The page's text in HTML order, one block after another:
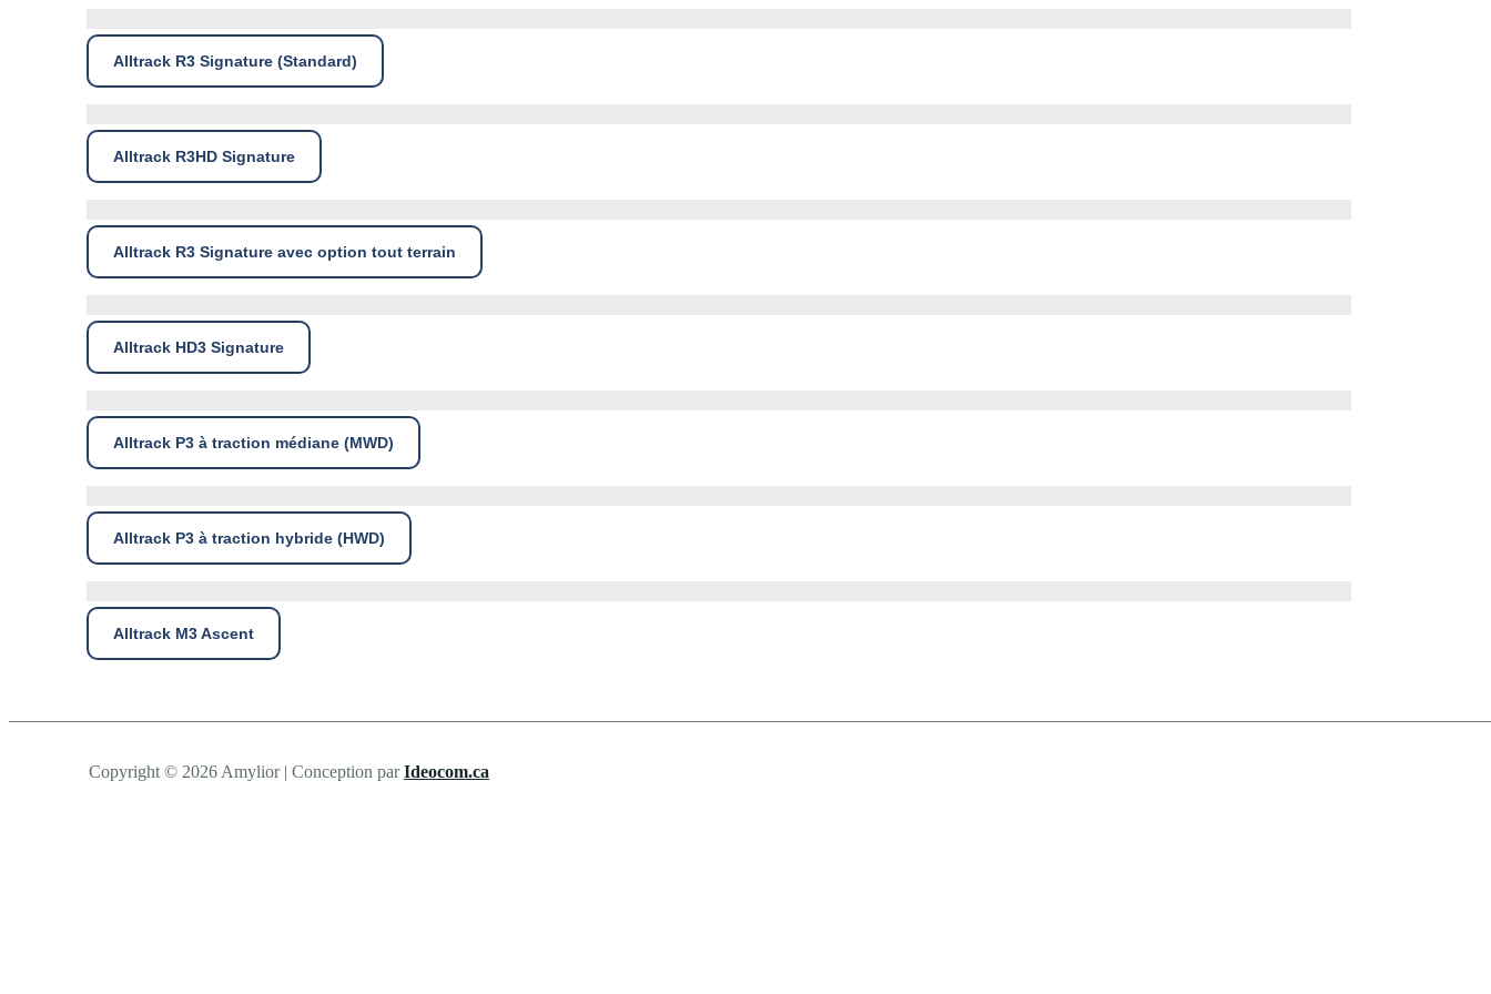
Alltrack R3 Signature (Standard)
Alltrack R3HD Signature
Alltrack R3 Signature avec option tout terrain
Alltrack HD3 Signature
Alltrack P3 à traction médiane (MWD)
Alltrack P3 à traction hybride (HWD)
Alltrack M3 Ascent
Copyright © 2026 Amylior | Conception parIdeocom.ca